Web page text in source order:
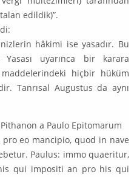
edildik)”.
hâkimi ise yasadır. Bu
Yasası uyarınca bir karara
hiçbir hüküm
Tanrısal Augustus da aynı
a Paulo Epitomarum
eo mancipio, quod in nave
Paulus: immo quaeritur,
qui impositi an pro his qui